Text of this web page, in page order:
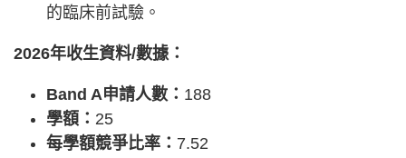
的臨床前試驗。
2026年收生資料/數據：
Band A申請人數： 188
學額： 25
每學額競爭比率： 7.52